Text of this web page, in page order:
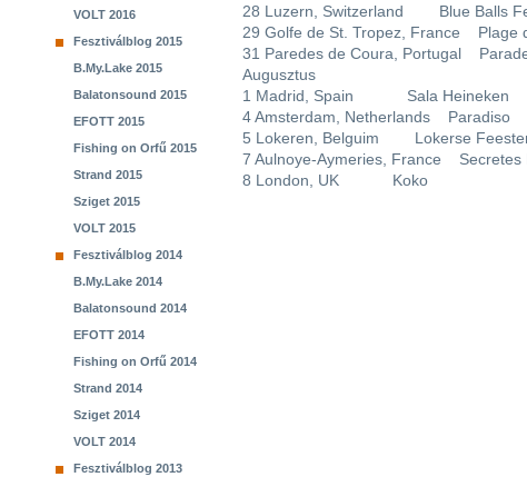
VOLT 2016
Fesztiválblog 2015
B.My.Lake 2015
Balatonsound 2015
EFOTT 2015
Fishing on Orfű 2015
Strand 2015
Sziget 2015
VOLT 2015
Fesztiválblog 2014
B.My.Lake 2014
Balatonsound 2014
EFOTT 2014
Fishing on Orfű 2014
Strand 2014
Sziget 2014
VOLT 2014
Fesztiválblog 2013
28 Luzern, Switzerland Blue Balls
29 Golfe de St. Tropez, France Plage
31 Paredes de Coura, Portugal
Augusztus
1 Madrid, Spain Sala Heineken
4 Amsterdam, Netherlands Paradiso
5 Lokeren, Belguim Lokerse
7 Aulnoye-Aymeries, France Secretes
8 London, UK Koko